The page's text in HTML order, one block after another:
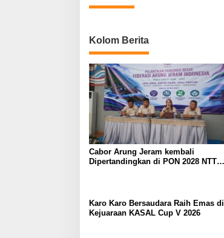
Kolom Berita
Cabor Arung Jeram kembali
Dipertandingkan di PON 2028 NTT,
Karo Karo Bersaudara Raih Emas di
Kejuaraan KASAL Cup V 2026